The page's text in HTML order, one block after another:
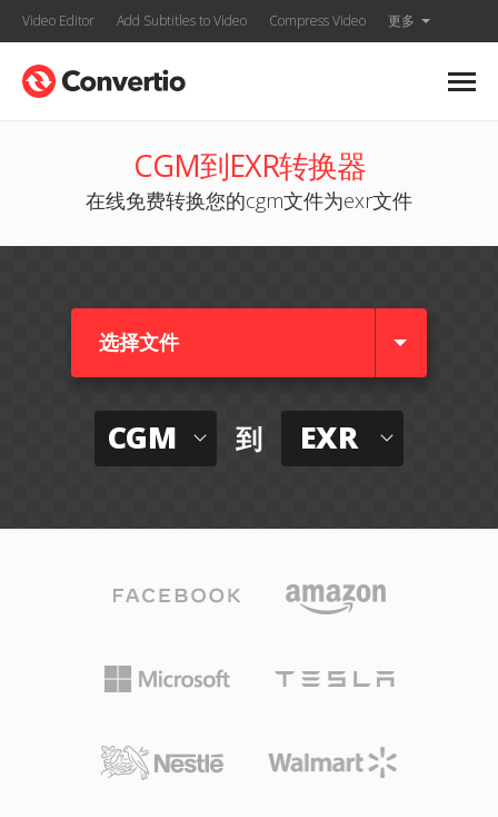
Video Editor Add Subtitles to Video Compress Video 更多
CGM到EXR转换器
在线免费转换您的cgm文件为exr文件
选择文件
CGM 到 EXR